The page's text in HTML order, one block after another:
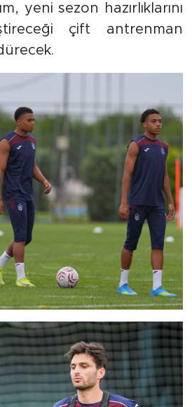
yeni sezon hazırlıklarını
çift antrenman